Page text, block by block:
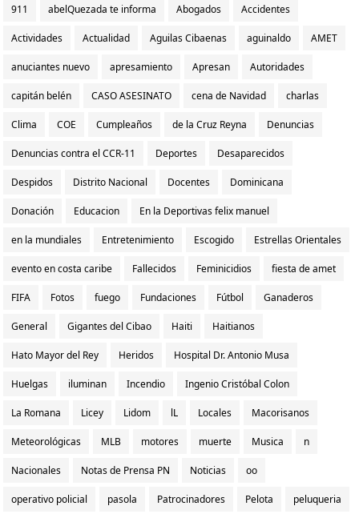
911 abelQuezada te informa Abogados Accidentes
Actividades Actualidad Aguilas Cibaenas aguinaldo AMET
anuciantes nuevo apresamiento Apresan Autoridades
capitán belén CASO ASESINATO cena de Navidad charlas
Clima COE Cumpleaños de la Cruz Reyna Denuncias
Denuncias contra el CCR-11 Deportes Desaparecidos
Despidos Distrito Nacional Docentes Dominicana
Donación Educacion En la Deportivas felix manuel
en la mundiales Entretenimiento Escogido Estrellas Orientales
evento en costa caribe Fallecidos Feminicidios fiesta de amet
FIFA Fotos fuego Fundaciones Fútbol Ganaderos
General Gigantes del Cibao Haiti Haitianos
Hato Mayor del Rey Heridos Hospital Dr. Antonio Musa
Huelgas iluminan Incendio Ingenio Cristóbal Colon
La Romana Licey Lidom lL Locales Macorisanos
Meteorológicas MLB motores muerte Musica n
Nacionales Notas de Prensa PN Noticias oo
operativo policial pasola Patrocinadores Pelota peluqueria